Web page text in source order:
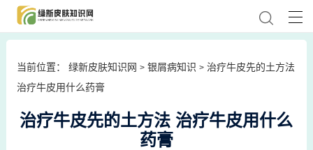
当前位置： 绿新皮肤知识网 > 银屑病知识 > 治疗牛皮先的土方法
治疗牛皮用什么药膏
治疗牛皮先的土方法 治疗牛皮用什么
药膏